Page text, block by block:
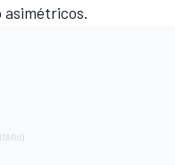
asimétricos.